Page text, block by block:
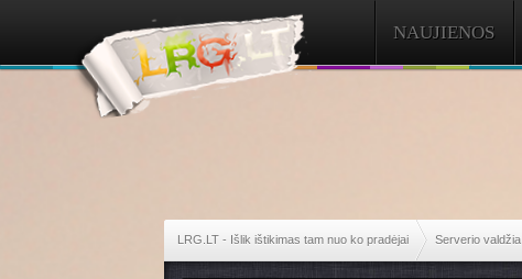
NAUJIENOS
LRG.LT - Išlik ištikimas tam nuo ko pradėjai Serverio valdžia